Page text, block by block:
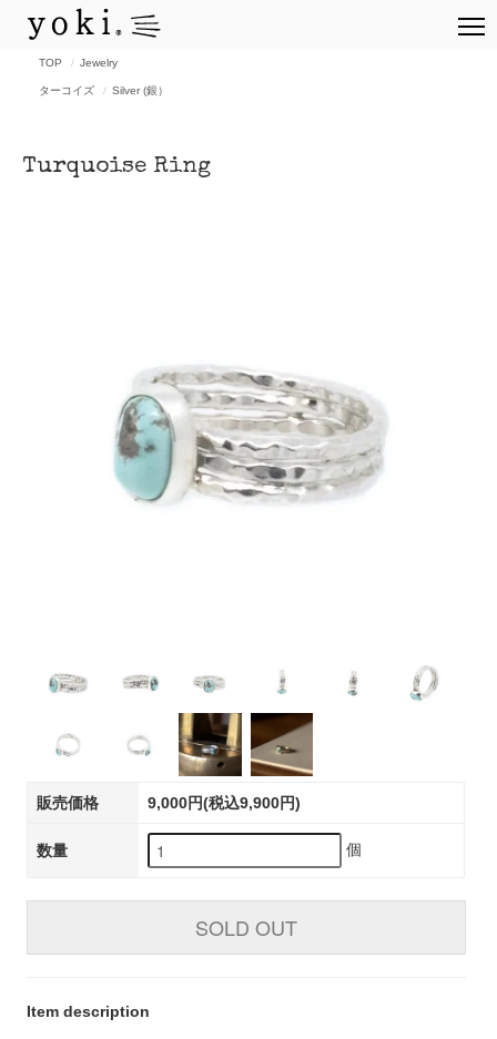
TOP Jewelry
ターコイズ Silver (銀）
Turquoise Ring
販売価格 9,000円(税込9,900円)
数量 個
SOLD OUT
Item description